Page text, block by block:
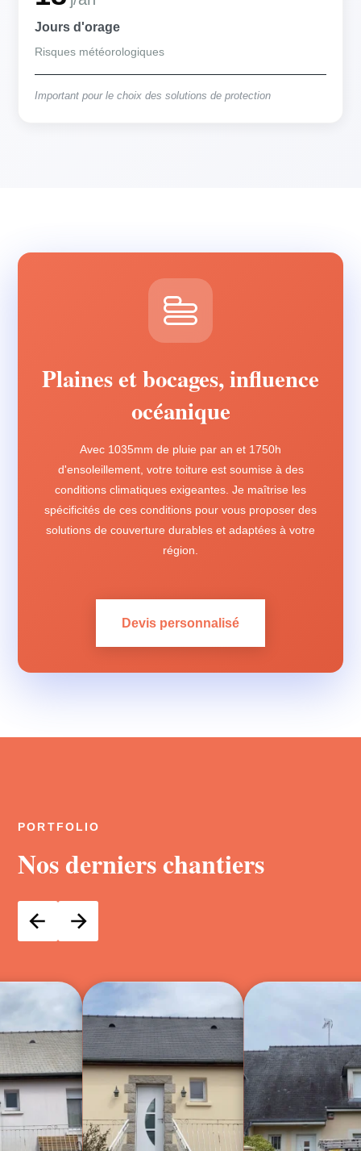
Jours d'orage
Risques météorologiques
Important pour le choix des solutions de protection
Plaines et bocages, influence
océanique
Avec 1035mm de pluie par an et 1750h
d'ensoleillement, votre toiture est soumise à des
conditions climatiques exigeantes. Je maîtrise les
spécificités de ces conditions pour vous proposer des
solutions de couverture durables et adaptées à votre
région.
Devis personnalisé
PORTFOLIO
Nos derniers chantiers